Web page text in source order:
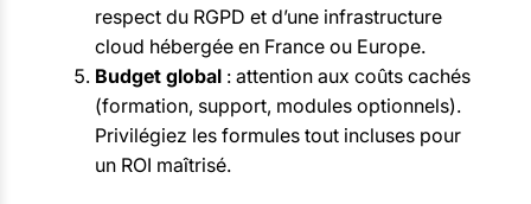
respect du RGPD et d’une infrastructure
cloud hébergée en France ou Europe.
Budget global : attention aux coûts cachés
(formation, support, modules optionnels).
Privilégiez les formules tout incluses pour
un ROI maîtrisé.